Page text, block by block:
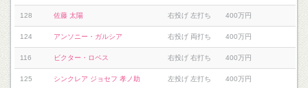
128 佐藤 太陽 右投げ 左打ち 400万円
124 アンソニー・ガルシア 右投げ 両打ち 400万円
116 ビクター・ロペス 右投げ 右打ち 400万円
125 シンクレア ジョセフ 孝ノ助 左投げ 左打ち 400万円